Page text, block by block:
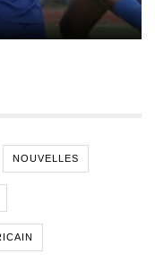
NOUVELLES